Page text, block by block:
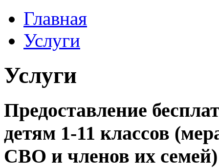
Главная
Услуги
Услуги
Предоставление
детям 1-11 классов
СВО и членов их семей)